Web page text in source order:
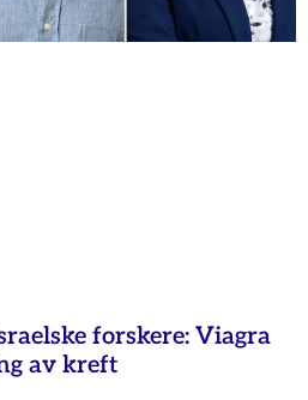
forskere: Viagra
av kreft